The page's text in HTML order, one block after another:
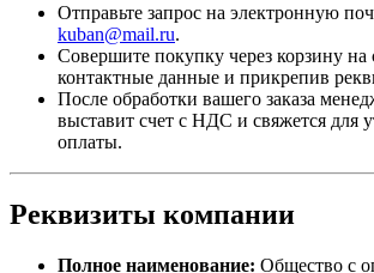
Отправьте запрос на электронную
kuban@mail.ru.
Совершите покупку через корзину на
контактные данные и прикрепив
После обработки вашего заказа
выставит счет с НДС и свяжется для
оплаты.
Реквизиты компании
Полное наименование: Общество с